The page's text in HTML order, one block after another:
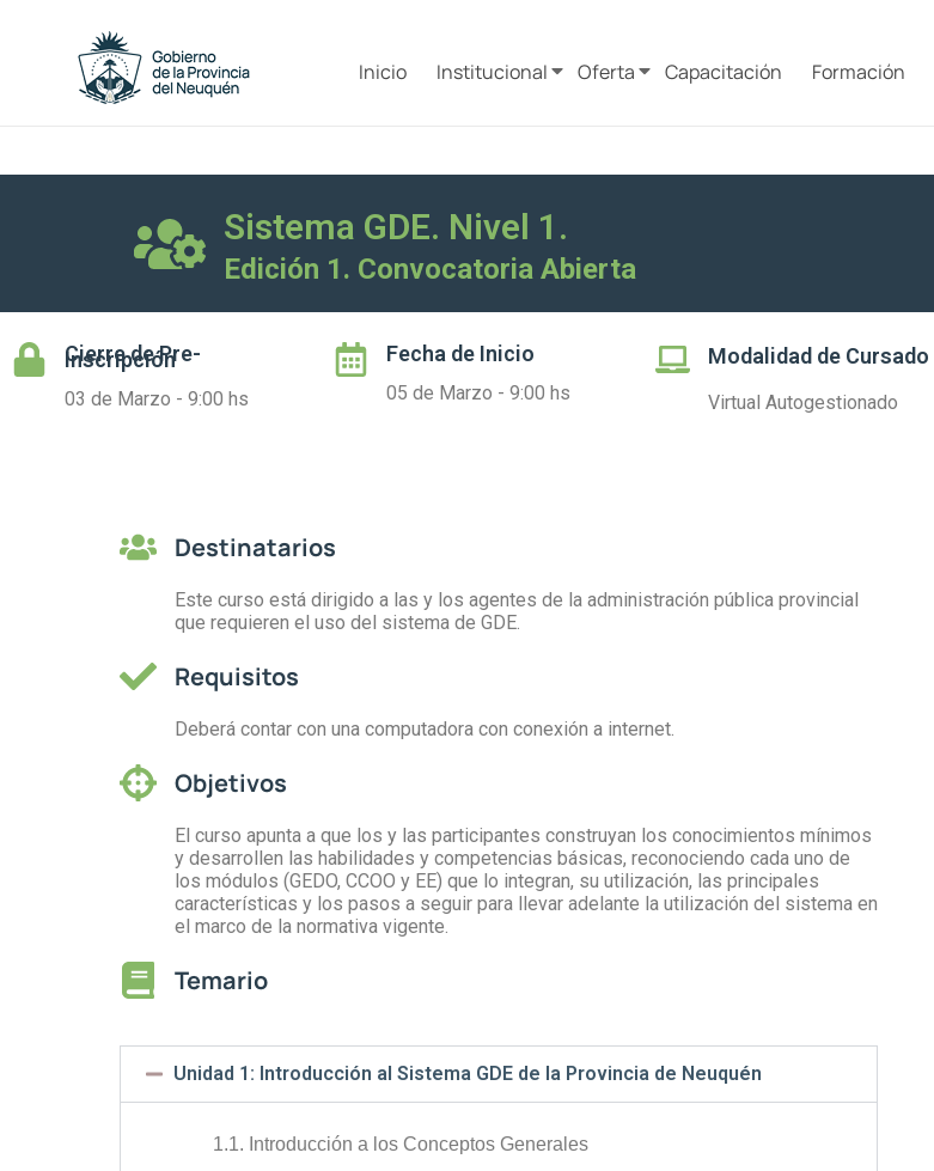
Inicio Institucional Oferta Capacitación Formación
Sistema GDE. Nivel 1.
Edición 1. Convocatoria Abierta
Cierre dePre-
Inscripción
03 de Marzo - 9:00 hs
Fecha de Inicio
05 de Marzo - 9:00 hs
Modalidad de Cursado
Virtual Autogestionado
Destinatarios
Este curso está dirigido a las y los agentes de la administración pública provincial
que requieren el uso del sistema de GDE.
Requisitos
Deberá contar con una computadora con conexión a internet.
Objetivos
El curso apunta a que los y las participantes construyan los conocimientos mínimos
y desarrollen las habilidades y competencias básicas, reconociendo cada uno de
los módulos (GEDO, CCOO y EE) que lo integran, su utilización, las principales
características y los pasos a seguir para llevar adelante la utilización del sistema en
el marco de la normativa vigente.
Temario
Unidad 1: Introducción al Sistema GDE de la Provincia de Neuquén
1.1. Introducción a los Conceptos Generales